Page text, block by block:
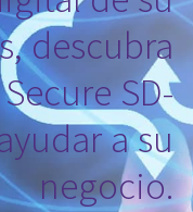
descubra
SD-
a su
negocio.